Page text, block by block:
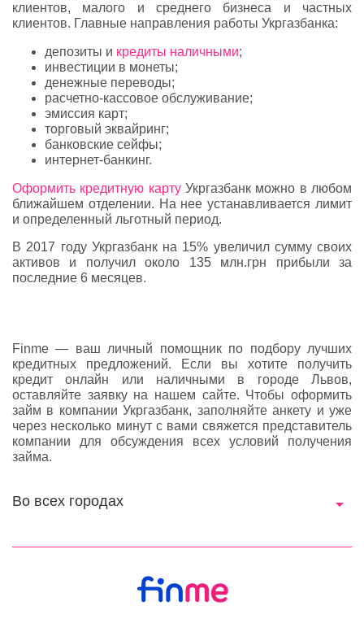
клиентов, малого и среднего бизнеса и частных
клиентов. Главные направления работы Укргазбанка:
депозиты и кредиты наличными;
инвестиции в монеты;
денежные переводы;
расчетно-кассовое обслуживание;
эмиссия карт;
торговый эквайринг;
банковские сейфы;
интернет-банкинг.
Оформить кредитную картуУкргазбанк можно в любом
ближайшем отделении. На нее устанавливается лимит
и определенный льготный период.
В 2017 году Укргазбанк на 15% увеличил сумму своих
активов и получил около 135 млн.грн прибыли за
последние 6 месяцев.
Finme — ваш личный помощник по подбору лучших
кредитных предложений. Если вы хотите получить
кредит онлайн или наличными в городе Львов,
оставляйте заявку на нашем сайте. Чтобы оформить
займ в компании Укргазбанк, заполняйте анкету и уже
через несколько минут с вами свяжется представитель
компании для обсуждения всех условий получения
займа.
Во всех городах